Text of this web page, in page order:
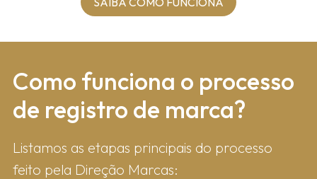
Como fun​ciona o processo
de registro de marca?
Listamos as etapas principais do processo
feito pela Direção Marcas: